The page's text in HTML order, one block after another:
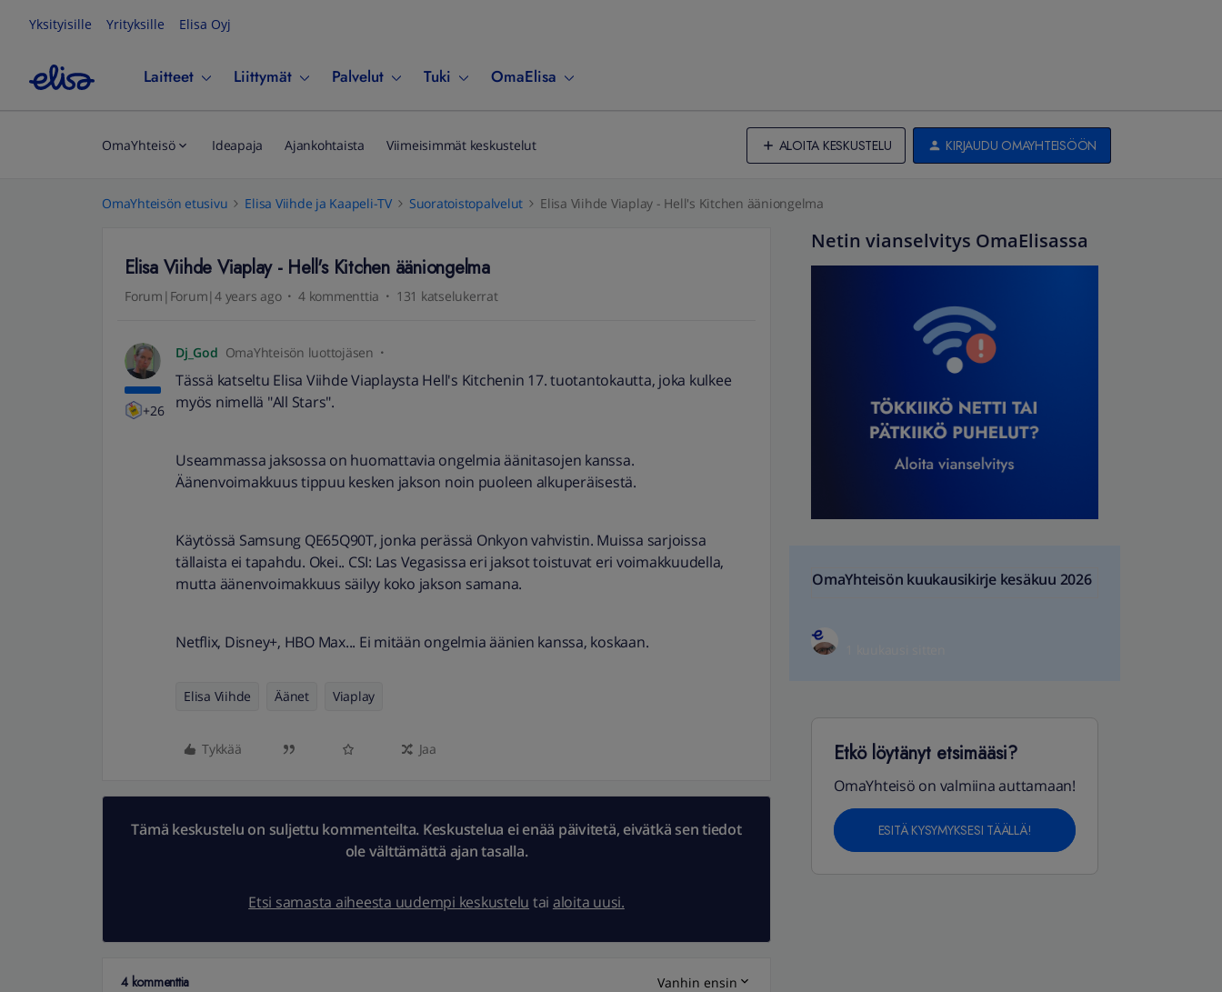
Yksityisille Yrityksille Elisa Oyj
Laitteet Liittymät Palvelut Tuki OmaElisa
OmaYhteisö Ideapaja Ajankohtaista Viimeisimmät keskustelut ALOITA KESKUSTELU KIRJAUDU OMAYHTEISÖÖN
OmaYhteisön etusivu Elisa Viihde ja Kaapeli-TV Suoratoistopalvelut Elisa Viihde Viaplay - Hell's Kitchen ääniongelma
Elisa Viihde Viaplay - Hell's Kitchen ääniongelma
Forum|Forum|4 years ago 4 kommenttia 131 katselukerrat
+26
Dj_God OmaYhteisön luottojäsen
Tässä katseltu Elisa Viihde Viaplaysta Hell's Kitchenin 17. tuotantokautta, joka kulkee
myös nimellä "All Stars".
Useammassa jaksossa on huomattavia ongelmia äänitasojen kanssa.
Äänenvoimakkuus tippuu kesken jakson noin puoleen alkuperäisestä.
Käytössä Samsung QE65Q90T, jonka perässä Onkyon vahvistin. Muissa sarjoissa
tällaista ei tapahdu. Okei.. CSI: Las Vegasissa eri jaksot toistuvat eri voimakkuudella,
mutta äänenvoimakkuus säilyy koko jakson samana.
Netflix, Disney+, HBO Max... Ei mitään ongelmia äänien kanssa, koskaan.
Elisa Viihde Äänet Viaplay
Tykkää Jaa
Tämä keskustelu on suljettu kommenteilta. Keskustelua ei enää päivitetä, eivätkä sen tiedot
ole välttämättä ajan tasalla.
Etsi samasta aiheesta uudempi keskustelu tai aloita uusi.
4 kommenttia Vanhin ensin
Netin vianselvitys OmaElisassa
OmaYhteisön kuukausikirje kesäkuu 2026
Etkö löytänyt etsimääsi?
OmaYhteisö on valmiina auttamaan!
ESITÄ KYSYMYKSESI TÄÄLLÄ!